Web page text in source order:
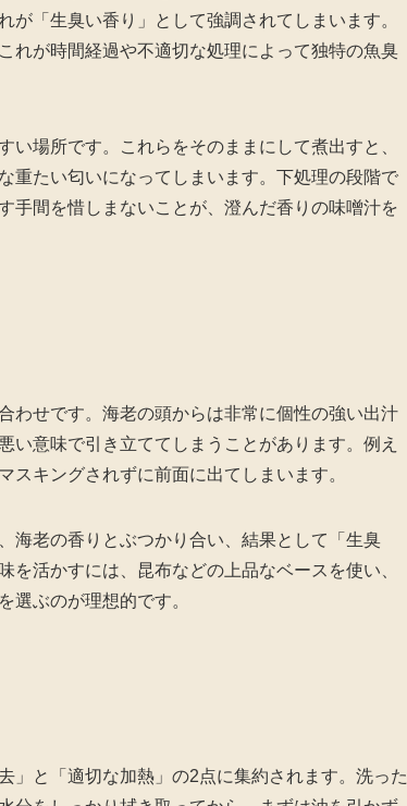
「生臭い香り」として強調されてしまいます。
れが時間経過や不適切な処理によって独特の魚臭
場所です。これらをそのままにして煮出すと、
重たい匂いになってしまいます。下処理の段階で
手間を惜しまないことが、澄んだ香りの味噌汁を
わせです。海老の頭からは非常に個性の強い出汁
い意味で引き立ててしまうことがあります。例え
キングされずに前面に出てしまいます。
海老の香りとぶつかり合い、結果として「生臭
活かすには、昆布などの上品なベースを使い、
選ぶのが理想的です。
」と「適切な加熱」の2点に集約されます。洗った